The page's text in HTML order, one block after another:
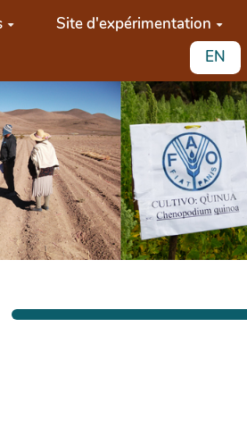
Site d'expérimentation
EN